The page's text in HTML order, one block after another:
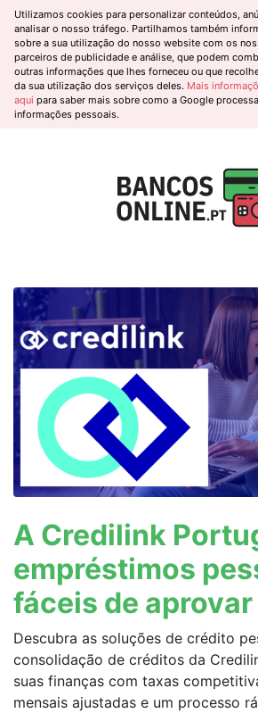
Utilizamos cookies para personalizar conteúdos,
analisar o nosso tráfego. Partilhamos também
sobre a sua utilização do nosso website com os
parceiros de publicidade e análise, que podem
outras informações que lhes forneceu ou que
da sua utilização dos serviços deles. Mais
aqui para saber mais sobre como a Google processa
informações pessoais.
A Credilink
empréstimos
fáceis de aprovar
Descubra as soluções de crédito
consolidação de créditos da
suas finanças com taxas
mensais ajustadas e um processo